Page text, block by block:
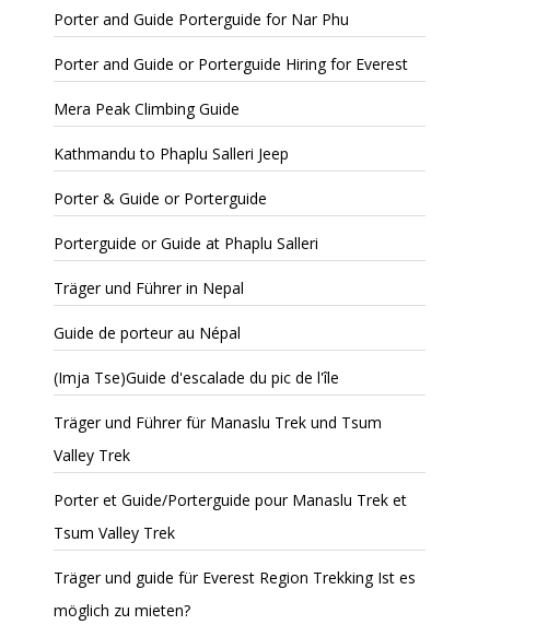
Porter and Guide Porterguide for Nar Phu
Porter and Guide or Porterguide Hiring for Everest
Mera Peak Climbing Guide
Kathmandu to Phaplu Salleri Jeep
Porter & Guide or Porterguide
Porterguide or Guide at Phaplu Salleri
Träger und Führer in Nepal
Guide de porteur au Népal
(Imja Tse)Guide d'escalade du pic de l'île
Träger und Führer für Manaslu Trek und Tsum
Valley Trek
Porter et Guide/Porterguide pour Manaslu Trek et
Tsum Valley Trek
Träger und guide für Everest Region Trekking Ist es
möglich zu mieten?